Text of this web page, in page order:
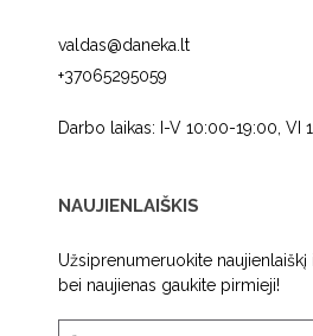
valdas@daneka.lt
+37065295059
Darbo laikas: I-V 10:00-19:00, VI
NAUJIENLAIŠKIS
Užsiprenumeruokite
bei naujienas gaukite pirmieji!